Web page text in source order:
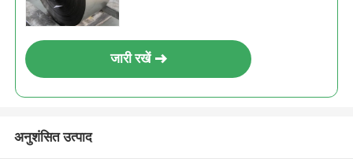
जारी रखें
अनुशंसित उत्पाद